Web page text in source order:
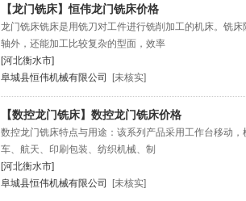
【龙门铣床】恒伟龙门铣床价格
龙门铣床铣床是用铣刀对工件进行铣削加工的机床。铣
轴外，还能加工比较复杂的型面，效率
[河北衡水市]
阜城县恒伟机械有限公司
[未核实]
【数控龙门铣床】数控龙门铣床价格
数控龙门铣床特点与用途：该系列产品采用工作台移动
车、航天、印刷包装、纺织机械、制
[河北衡水市]
阜城县恒伟机械有限公司
[未核实]